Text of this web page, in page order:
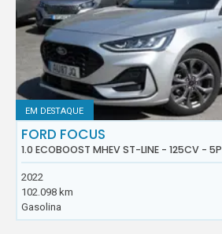
EM DESTAQUE
FORD FOCUS
1.0 ECOBOOST MHEV ST-LINE - 125CV - 5P
2022
102.098 km
Gasolina